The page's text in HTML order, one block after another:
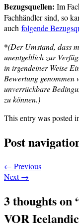
Bezugsquellen: Im
Fachhändler sind, so
auch folgende
*(Der Umstand, dass
unentgeltlich zur
in irgendeiner Weise
Bewertung genommen
unverrückbare
zu können.)
This entry was posted
Post
← Previous
Next→
3 thoughts on
VOR